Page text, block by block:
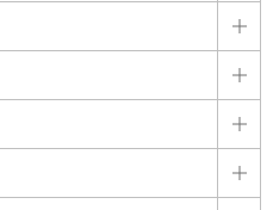
詳
詳
詳
詳